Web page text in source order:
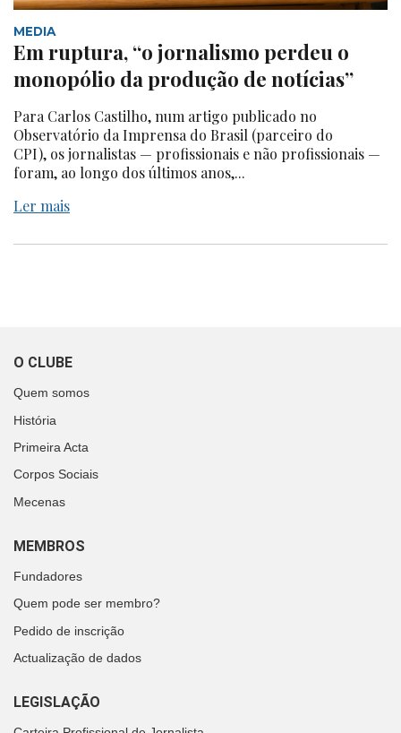
MEDIA
Em ruptura, “o jornalismo perdeu o
monopólio da produção de notícias”
Para Carlos Castilho, num artigo publicado no
Observatório da Imprensa do Brasil (parceiro do
CPI), os jornalistas — profissionais e não profissionais —
foram, ao longo dos últimos anos,...
Ler mais
O CLUBE
Quem somos
História
Primeira Acta
Corpos Sociais
Mecenas
MEMBROS
Fundadores
Quem pode ser membro?
Pedido de inscrição
Actualização de dados
LEGISLAÇÃO